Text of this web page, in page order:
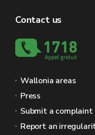
Contact us
Wallonia areas
Press
Submit a
Report an